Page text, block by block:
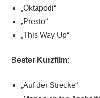
„Oktapodi“
„Presto“
„This Way Up“
Bester Kurzfilm:
„Auf der Strecke“